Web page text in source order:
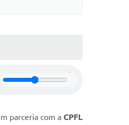
parceria com a CPFL